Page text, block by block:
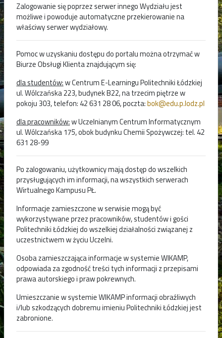
Zalogowanie się poprzez serwer innego Wydziału jest
możliwe i powoduje automatyczne przekierowanie na
właściwy serwer wydziałowy.
Pomoc w uzyskaniu dostępu do portalu można otrzymać w
Biurze Obsługi Klienta znajdującym się:
dla studentów:w Centrum E-Learningu Politechniki Łódzkiej
ul. Wólczańska 223, budynek B22, na trzecim piętrze w
pokoju 303, telefon: 42 631 28 06, poczta:bok@edu.p.lodz.pl
dla pracowników:w Uczelnianym Centrum Informatycznym
ul. Wólczańska 175, obok budynku Chemii Spożywczej: tel. 42
631 28-99
Po zalogowaniu, użytkownicy mają dostęp do wszelkich
przysługujących im informacji, na wszystkich serwerach
Wirtualnego Kampusu PŁ.
Informacje zamieszczone w serwisie mogą być
wykorzystywane przez pracowników, studentów i gości
Politechniki Łódzkiej do wszelkiej działalności związanej z
uczestnictwem w życiu Uczelni.
Osoba zamieszczająca informacje w systemie WIKAMP,
odpowiada za zgodność treści tych informacji z przepisami
prawa autorskiego i praw pokrewnych.
Umieszczanie w systemie WIKAMP informacji obraźliwych
i/lub szkodzących dobremu imieniu Politechniki Łódzkiej jest
zabronione.